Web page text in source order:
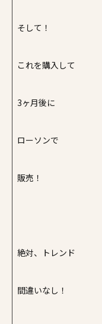
そして！
これを購入して
3ヶ月後に
ローソンで
販売！
絶対、トレンド
間違いなし！